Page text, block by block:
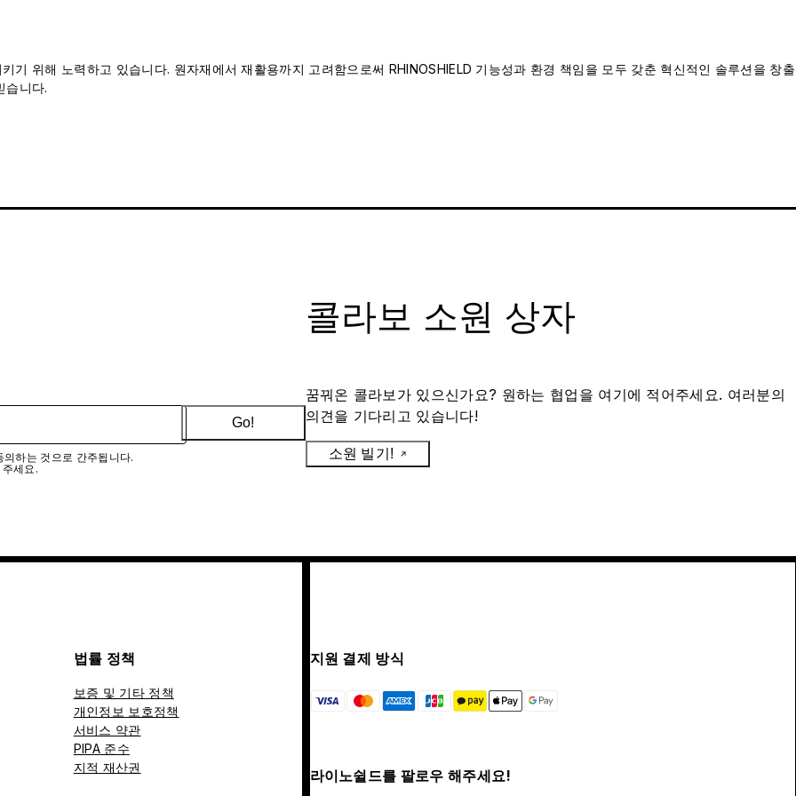
기 위해 노력하고 있습니다. 원자재에서 재활용까지 고려함으로써 RHINOSHIELD 기능성과 환경 책임을 모두 갖춘 혁신적인 솔루션을 창출
습니다.
하는 것으로 간주됩니다.
세요.
Go!
콜라보 소원 상자
꿈꿔온 콜라보가 있으신가요? 원하는 협업을 여기에 적어주세요. 여러분의
의견을 기다리고 있습니다!
소원 빌기!
법률 정책
보증 및 기타 정책
개인정보 보호정책
서비스 약관
PIPA 준수
지적 재산권
지원 결제 방식
라이노쉴드를 팔로우 해주세요!